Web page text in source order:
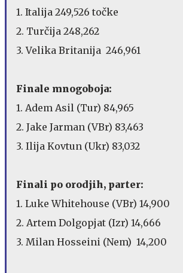
1. Italija 249,526 točke
2. Turčija 248,262
3. Velika Britanija 246,961
Finale mnogoboja:
1. Adem Asil (Tur) 84,965
2. Jake Jarman (VBr) 83,463
3. Ilija Kovtun (Ukr) 83,032
Finali po orodjih, parter:
1. Luke Whitehouse (VBr) 14,900
2. Artem Dolgopjat (Izr) 14,666
3. Milan Hosseini (Nem) 14,200